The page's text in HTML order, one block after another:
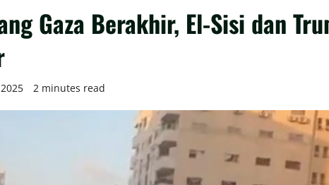
Gaza Berakhir, El-Sisi dan
2 minutes read